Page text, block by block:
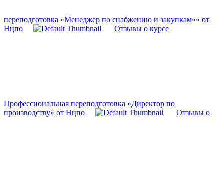
переподготовка «Менеджер по снабжению и закупкам»» от
Нцпо
Отзывы о курсе
Профессиональная переподготовка «Директор по
производству» от Нцпо
Отзывы о